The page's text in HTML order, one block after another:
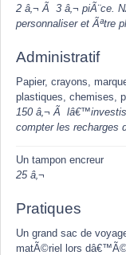
2 â‚¬ Ã 3 â‚¬ piÃ¨ce.
personnaliser et Ãªtre
Administratif
Papier, crayons,
plastiques, chemises,
150 â‚¬ Ã
compter les recharges
Un tampon encreur
25 â‚¬
Pratiques
Un grand sac de
matÃ©riel lors